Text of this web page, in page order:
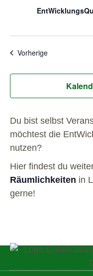
VorherigeVeranstaltungen
Du bist selbst
möchtest die
nutzen?
Hier findest du
Räumlichkeiten in
gerne!